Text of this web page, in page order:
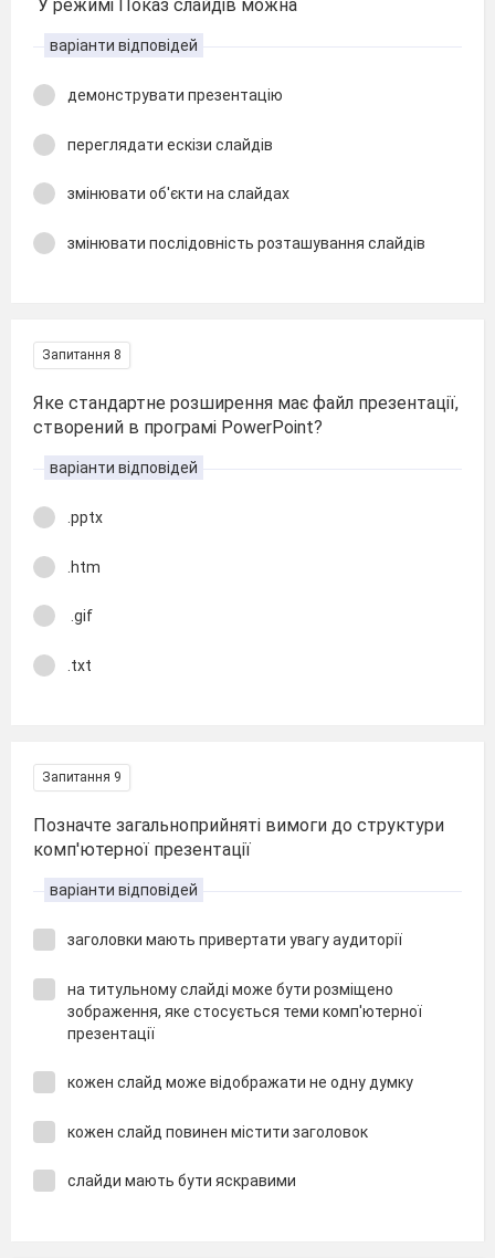
У режимі Показ слайдів можна
варіанти відповідей
демонструвати презентацію
переглядати ескізи слайдів
змінювати об'єкти на слайдах
змінювати послідовність розташування слайдів
Запитання 8
Яке стандартне розширення має файл презентації,
створений в програмі PowerPoint?
варіанти відповідей
.pptx
.htm
.gif
.txt
Запитання 9
Позначте загальноприйняті вимоги до структури
комп'ютерної презентації
варіанти відповідей
заголовки мають привертати увагу аудиторії
на титульному слайді може бути розміщено
зображення, яке стосується теми комп'ютерної
презентації
кожен слайд може відображати не одну думку
кожен слайд повинен містити заголовок
слайди мають бути яскравими